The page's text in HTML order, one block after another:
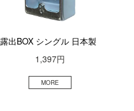
露出BOX シングル 日本製
1,397円